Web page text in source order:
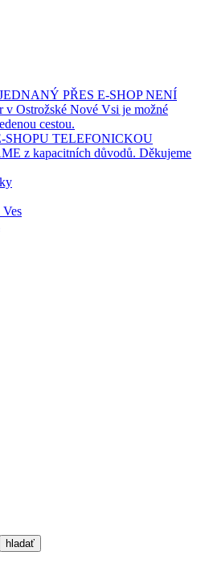
PŘES E-SHOP NENÍ
Ostrožské Nové Vsi je možné
cestou.
TELEFONICKOU
z kapacitních důvodů. Děkujeme